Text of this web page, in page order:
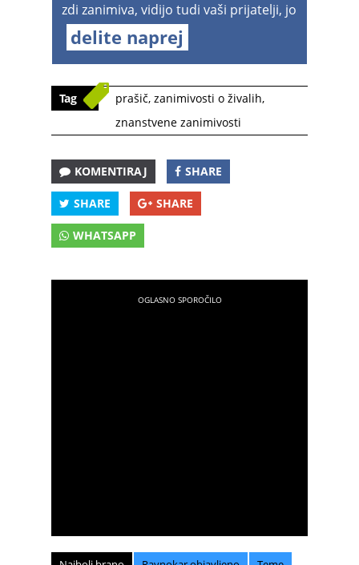
zdi zanimiva, vidijo tudi vaši prijatelji, jo
delite naprej
Tag prašič, zanimivosti o živalih,
znanstvene zanimivosti
KOMENTIRAJ SHARE
SHARE SHARE
WHATSAPP